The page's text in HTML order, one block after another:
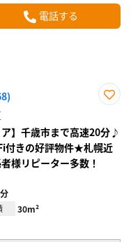
電話する
り登
録
ア】千歳市まで高速20分♪
付きの好評物件★札幌近
様リピーター多数！
30m²